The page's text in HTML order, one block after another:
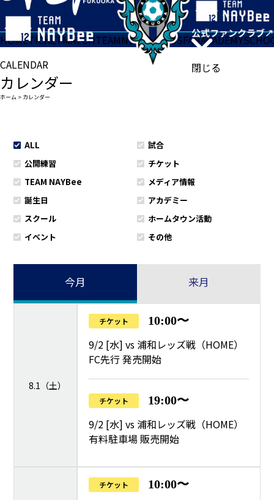
閉じる
HOMETICKETMATCHTEAMNEWSGOODSFANACADEMY
CALENDAR
カレンダー
ホーム > カレンダー
ALL
試合
公開練習
チケット
TEAM NAYBee
メディア情報
誕生日
アカデミー
スクール
ホームタウン活動
イベント
その他
今月 来月
8.1（土）
チケット 10:00〜
9/2 [水] vs 浦和レッズ戦（HOME）
FC先行 発売開始
チケット 19:00〜
9/2 [水] vs 浦和レッズ戦（HOME）
有料駐車場 販売開始
チケット 10:00〜